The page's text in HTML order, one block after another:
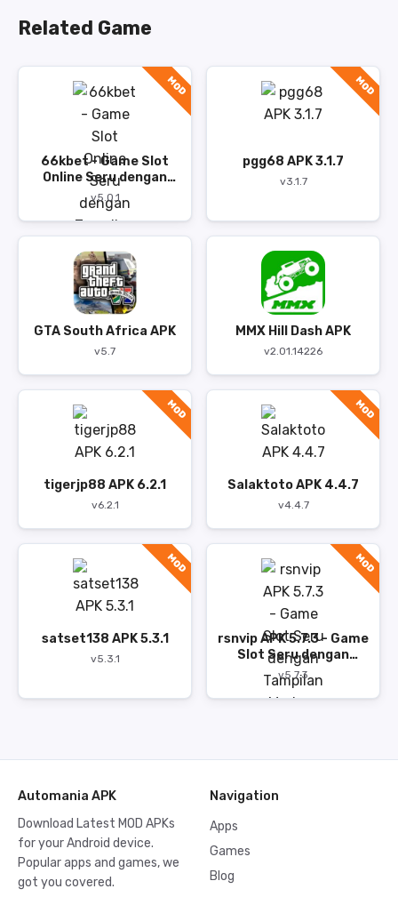
Related Game
MOD
66kbet - Game Slot
Online Seru dengan
Tampilan Modern
v5.0.1
MOD
pgg68 APK 3.1.7
v3.1.7
GTA South Africa APK
v5.7
MMX Hill Dash APK
v2.01.14226
MOD
tigerjp88 APK 6.2.1
v6.2.1
MOD
Salaktoto APK 4.4.7
v4.4.7
MOD
satset138 APK 5.3.1
v5.3.1
MOD
rsnvip APK 5.7.3 - Game
Slot Seru dengan
Tampilan Modern
v5.7.3
Automania APK
Download Latest MOD APKs
for your Android device.
Popular apps and games, we
got you covered.
Navigation
Apps
Games
Blog